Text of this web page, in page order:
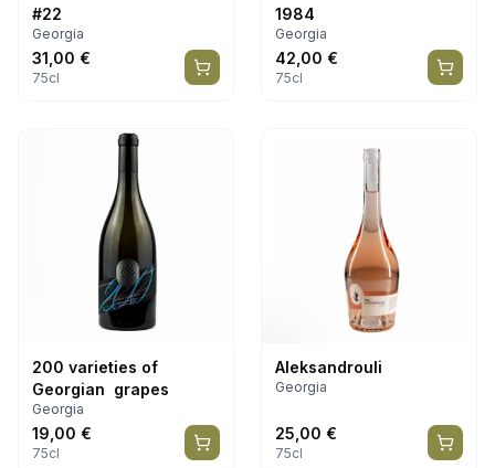
#22
Georgia
31,00 €
75cl
1984
Georgia
42,00 €
75cl
200 varieties of
Georgian grapes
Georgia
19,00 €
75cl
Aleksandrouli
Georgia
25,00 €
75cl